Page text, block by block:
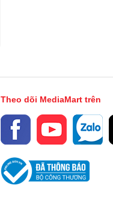
Theo dõi MediaMart trên